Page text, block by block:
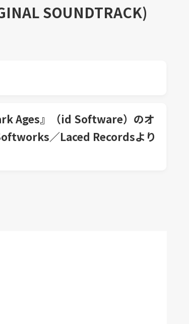
SOUNDTRACK)
Ages』（id Software）のオ
／Laced Recordsより